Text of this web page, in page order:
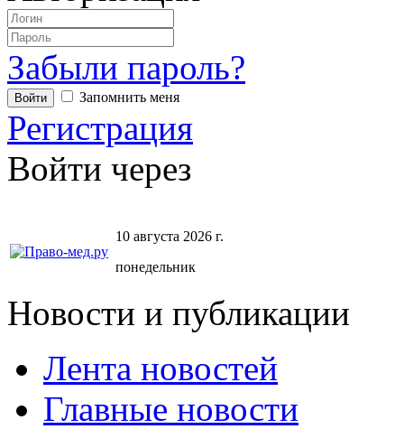
Забыли пароль?
Запомнить меня
Регистрация
Войти через
10 августа 2026 г.
понедельник
Новости и публикации
Лента новостей
Главные новости